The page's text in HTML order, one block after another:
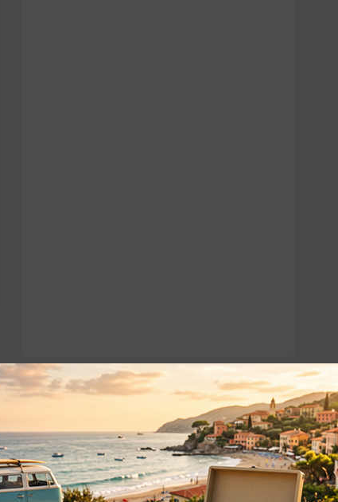
interessati!